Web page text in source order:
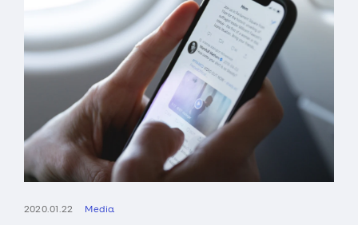
2020.01.22 Media